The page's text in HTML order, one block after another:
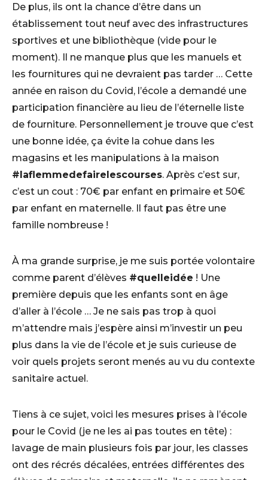
De plus, ils ont la chance d’être dans un
établissement tout neuf avec des infrastructures
sportives et une bibliothèque (vide pour le
moment). Il ne manque plus que les manuels et
les fournitures qui ne devraient pas tarder … Cette
année en raison du Covid, l’école a demandé une
participation financière au lieu de l’éternelle liste
de fourniture. Personnellement je trouve que c’est
une bonne idée, ça évite la cohue dans les
magasins et les manipulations à la maison
#laflemmedefairelescourses. Après c’est sur,
c’est un cout : 70€ par enfant en primaire et 50€
par enfant en maternelle. Il faut pas être une
famille nombreuse !
À ma grande surprise, je me suis portée volontaire
comme parent d’élèves #quelleidée ! Une
première depuis que les enfants sont en âge
d’aller à l’école … Je ne sais pas trop à quoi
m’attendre mais j’espère ainsi m’investir un peu
plus dans la vie de l’école et je suis curieuse de
voir quels projets seront menés au vu du contexte
sanitaire actuel.
Tiens à ce sujet, voici les mesures prises à l’école
pour le Covid (je ne les ai pas toutes en tête) :
lavage de main plusieurs fois par jour, les classes
ont des récrés décalées, entrées différentes des